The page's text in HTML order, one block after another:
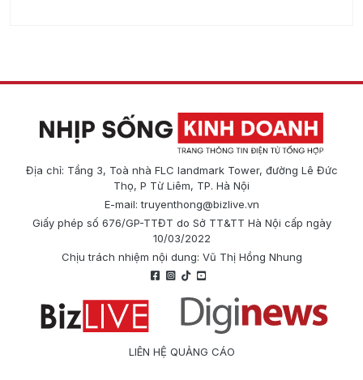
Địa chỉ: Tầng 3, Toà nhà FLC landmark Tower, đường Lê Đức
Thọ, P Từ Liêm, TP. Hà Nội
E-mail:truyenthong@bizlive.vn
Giấy phép số 676/GP-TTĐT do Sở TT&TT Hà Nội cấp ngày
10/03/2022
Chịu trách nhiệm nội dung: Vũ Thị Hồng Nhung
LIÊN HỆ QUẢNG CÁO